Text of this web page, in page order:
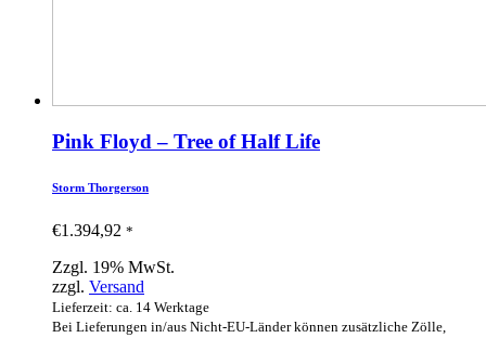
Pink Floyd – Tree of Half Life
Storm Thorgerson
€1.394,92 *
Zzgl. 19% MwSt.
zzgl. Versand
Lieferzeit: ca. 14 Werktage
Bei Lieferungen in/aus Nicht-EU-Länder können zusätzliche Zölle,